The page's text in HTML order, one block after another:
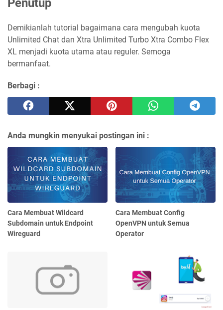
Penutup
Demikianlah tutorial bagaimana cara mengubah kuota
Unlimited Chat dan Xtra Unlimited Turbo Xtra Combo Flex
XL menjadi kuota utama atau reguler. Semoga
bermanfaat.
Berbagi :
Anda mungkin menyukai postingan ini :
Cara Membuat Wildcard
Subdomain untuk Endpoint
Wireguard
Cara Membuat Config
OpenVPN untuk Semua
Operator